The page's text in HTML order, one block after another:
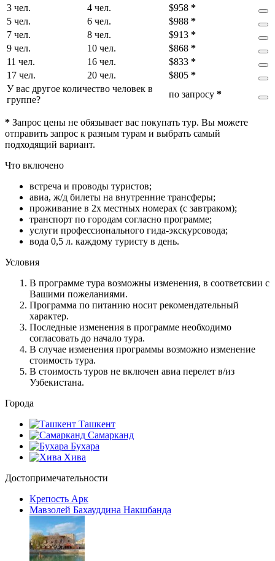
3 чел.
4 чел. $958 *
5 чел.
6 чел. $988 *
7 чел.
8 чел. $913 *
9 чел.
10 чел. $868 *
11 чел.
16 чел. $833 *
17 чел.
20 чел. $805 *
У вас другое количество человек в
группе?
по запросу *
* Запрос цены не обязывает вас покупать тур. Вы можете
отправить запрос к разным турам и выбрать самый
подходящий вариант.
Что включено
встреча и проводы туристов;
авиа, ж/д билеты на внутренние трансферы;
проживание в 2х местных номерах (с завтраком);
транспорт по городам согласно программе;
услуги профессионального гида-экскурсовода;
вода 0,5 л. каждому туристу в день.
Условия
В программе тура возможны изменения, в соответсвии с
Вашими пожеланиями.
Программа по питанию носит рекомендательный
характер.
Последные изменения в программе необходимо
согласовать до начало тура.
В случае изменения программы возможно изменение
стоимость тура.
В стоимость туров не включен авиа перелет в/из
Узбекистана.
Города
Ташкент
Самарканд
Бухара
Хива
Достопримечательности
Крепость Арк
Мавзолей Бахауддина Накшбанда